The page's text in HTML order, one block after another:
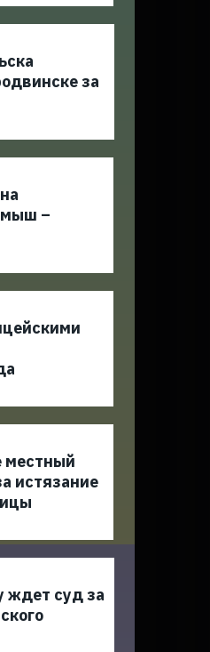
за
–
местный
истязание
ждет суд за